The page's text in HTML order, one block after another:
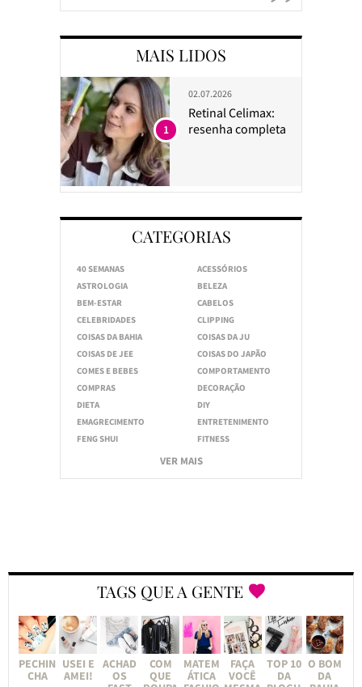
MAIS LIDOS
02.07.2026
Retinal Celimax:
resenha completa
1
CATEGORIAS
40 SEMANAS
ACESSÓRIOS
ASTROLOGIA
BELEZA
BEM-ESTAR
CABELOS
CELEBRIDADES
CLIPPING
COISAS DA BAHIA
COISAS DA JU
COISAS DE JEE
COISAS DO JAPÃO
COMES E BEBES
COMPORTAMENTO
COMPRAS
DECORAÇÃO
DIETA
DIY
EMAGRECIMENTO
ENTRETENIMENTO
FENG SHUI
FITNESS
VER MAIS
TAGS QUE A GENTE
PECHIN
CHA
USEI E
AMEI!
ACHAD
OS
COM
QUE
MATEM
ÁTICA
FAÇA
VOCÊ
TOP 10
DA
O BOM
DA